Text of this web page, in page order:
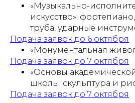
«Музыкально-
искусство»:
труба, ударные
Подача заявок до 6 октября
«Монументальная
Подача заявок до 7 октября
«Основы
школы: скульптура и
Подача заявок до 7 октября